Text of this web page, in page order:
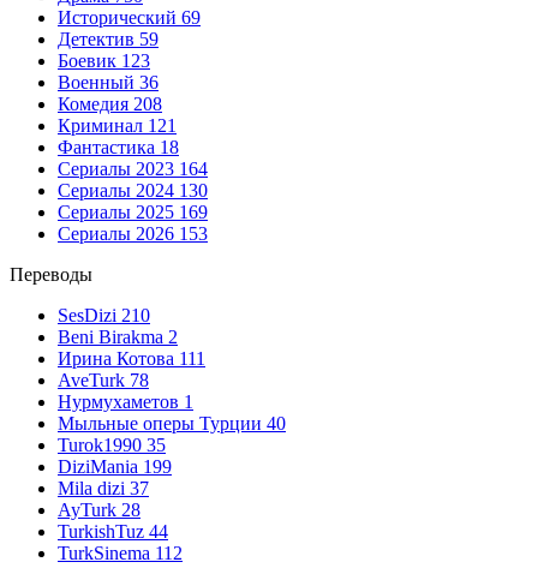
Исторический 69
Детектив 59
Боевик 123
Военный 36
Комедия 208
Криминал 121
Фантастика 18
Сериалы 2023 164
Сериалы 2024 130
Сериалы 2025 169
Сериалы 2026 153
Переводы
SesDizi 210
Beni Birakma 2
Ирина Котова 111
AveTurk 78
Нурмухаметов 1
Мыльные оперы Турции 40
Turok1990 35
DiziMania 199
Mila dizi 37
AyTurk 28
TurkishTuz 44
TurkSinema 112